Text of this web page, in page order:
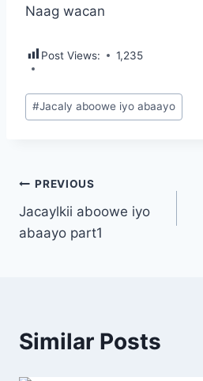
Naag wacan
Post Views: 1,235
Post
Tags:
#Jacaly aboowe iyo abaayo
Post
navigation
PREVIOUS
Jacaylkii aboowe iyo
abaayo part1
Similar Posts